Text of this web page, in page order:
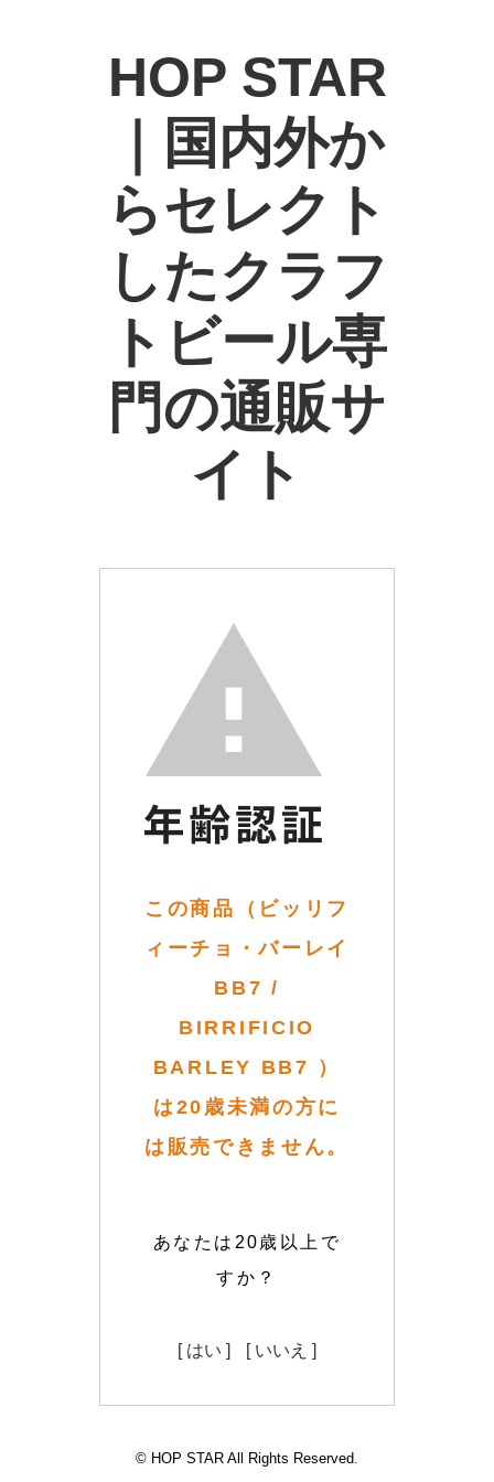
HOP STAR
｜国内外か
らセレクト
したクラフ
トビール専
門の通販サ
イト
この商品（ビッリフ
ィーチョ・バーレイ
BB7 /
BIRRIFICIO
BARLEY BB7 ）
は20歳未満の方に
は販売できません。
あなたは20歳以上で
すか？
[ はい ] [ いいえ ]
© HOP STAR All Rights Reserved.